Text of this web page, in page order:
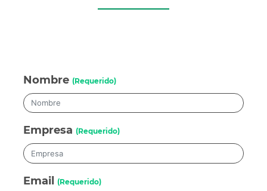
Nombre (Requerido)
Empresa (Requerido)
Email (Requerido)